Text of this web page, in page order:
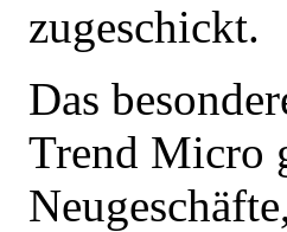
zugeschickt.
Das
Trend Micro